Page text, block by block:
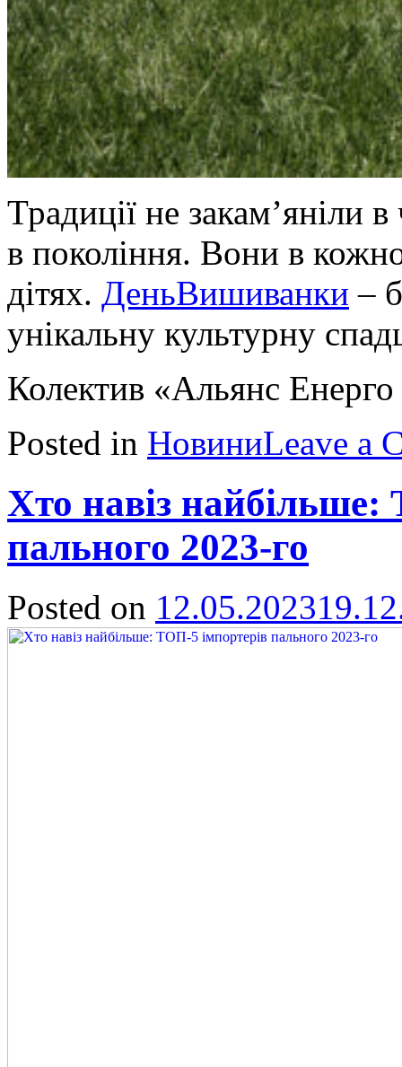
Традиції не закам’яніли
в покоління. Вони в
дітях. ДеньВишиванки –
унікальну культурну
Колектив «Альянс
Posted in НовиниLeave a
Хто навіз найбільше:
пального 2023-го
Posted on 12.05.2023